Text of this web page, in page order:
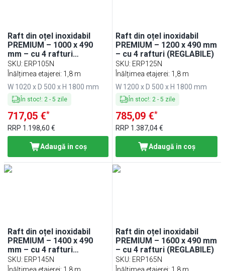
Raft din oțel inoxidabil
PREMIUM – 1000 x 490
mm – cu 4 rafturi
(REGLABILE)
SKU: ERP105N
Înălțimea etajerei: 1,8 m
W 1020 x D 500 x H 1800 mm
În stoc!: 2- 5 zile
717,05 €*
RRP 1.198,60 €
Adaugă in coş
Raft din oțel inoxidabil
PREMIUM – 1200 x 490 mm
– cu 4 rafturi (REGLABILE)
SKU: ERP125N
Înălțimea etajerei: 1,8 m
W 1200 x D 500 x H 1800 mm
În stoc!: 2 -5 zile
785,09 €*
RRP 1.387,04 €
Adaugă in coş
Raft din oțel inoxidabil
PREMIUM – 1400 x 490
mm – cu 4 rafturi
(REGLABILE)
SKU: ERP145N
Raft din oțel inoxidabil
PREMIUM – 1600 x 490 mm
– cu 4 rafturi (REGLABILE)
SKU: ERP165N